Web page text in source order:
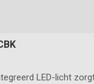
LED-licht